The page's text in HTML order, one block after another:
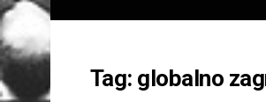
Tag: globalno